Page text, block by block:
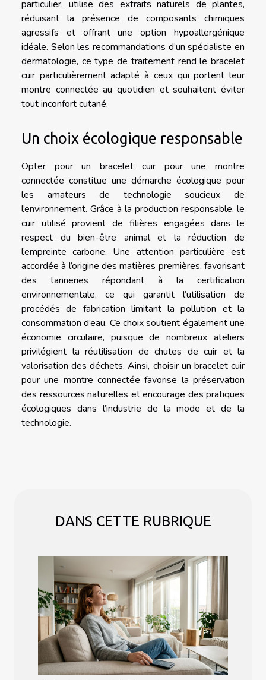
particulier, utilise des extraits naturels de plantes,
réduisant la présence de composants chimiques
agressifs et offrant une option hypoallergénique
idéale. Selon les recommandations d’un spécialiste en
dermatologie, ce type de traitement rend le bracelet
cuir particulièrement adapté à ceux qui portent leur
montre connectée au quotidien et souhaitent éviter
tout inconfort cutané.
Un choix écologique responsable
Opter pour un bracelet cuir pour une montre
connectée constitue une démarche écologique pour
les amateurs de technologie soucieux de
l’environnement. Grâce à la production responsable, le
cuir utilisé provient de filières engagées dans le
respect du bien-être animal et la réduction de
l’empreinte carbone. Une attention particulière est
accordée à l’origine des matières premières, favorisant
des tanneries répondant à la certification
environnementale, ce qui garantit l’utilisation de
procédés de fabrication limitant la pollution et la
consommation d’eau. Ce choix soutient également une
économie circulaire, puisque de nombreux ateliers
privilégient la réutilisation de chutes de cuir et la
valorisation des déchets. Ainsi, choisir un bracelet cuir
pour une montre connectée favorise la préservation
des ressources naturelles et encourage des pratiques
écologiques dans l’industrie de la mode et de la
technologie.
DANS CETTE RUBRIQUE